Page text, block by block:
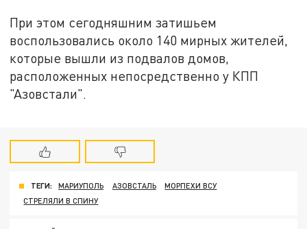
При этом сегодняшним затишьем
воспользовались около 140 мирных жителей,
которые вышли из подвалов домов,
расположенных непосредственно у КПП
"Азовстали".
ТЕГИ: МАРИУПОЛЬ АЗОВСТАЛЬ
МОРПЕХИ ВСУ
СТРЕЛЯЛИ В СПИНУ